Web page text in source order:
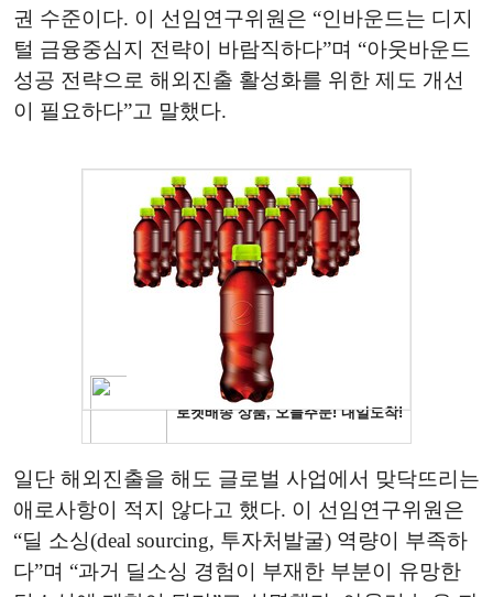
권 수준이다. 이 선임연구위원은 “인바운드는 디지
털 금융중심지 전략이 바람직하다”며 “아웃바운드
성공 전략으로 해외진출 활성화를 위한 제도 개선
이 필요하다”고 말했다.
일단 해외진출을 해도 글로벌 사업에서 맞닥뜨리는
애로사항이 적지 않다고 했다. 이 선임연구위원은
“딜 소싱(deal sourcing, 투자처발굴) 역량이 부족하
다”며 “과거 딜소싱 경험이 부재한 부분이 유망한